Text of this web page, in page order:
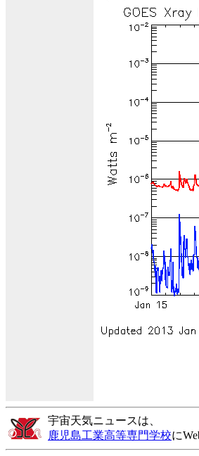
宇宙天気ニュースは、
鹿児島工業高等専門学校に